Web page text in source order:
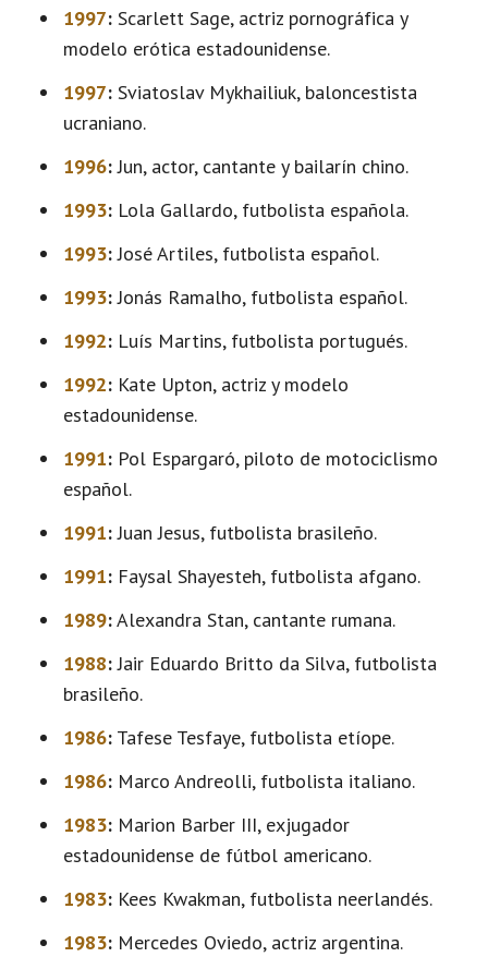
1997: Scarlett Sage, actriz pornográfica y
modelo erótica estadounidense.
1997: Sviatoslav Mykhailiuk, baloncestista
ucraniano.
1996:Jun, actor, cantante y bailarín chino.
1993: Lola Gallardo, futbolista española.
1993:José Artiles, futbolista español.
1993:Jonás Ramalho, futbolista español.
1992: Luís Martins, futbolista portugués.
1992: Kate Upton, actriz y modelo
estadounidense.
1991: Pol Espargaró, piloto de motociclismo
español.
1991:Juan Jesus, futbolista brasileño.
1991: Faysal Shayesteh, futbolista afgano.
1989:Alexandra Stan, cantante rumana.
1988:Jair Eduardo Britto da Silva, futbolista
brasileño.
1986: Tafese Tesfaye, futbolista etíope.
1986: Marco Andreolli, futbolista italiano.
1983: Marion Barber III, exjugador
estadounidense de fútbol americano.
1983: Kees Kwakman, futbolista neerlandés.
1983: Mercedes Oviedo, actriz argentina.